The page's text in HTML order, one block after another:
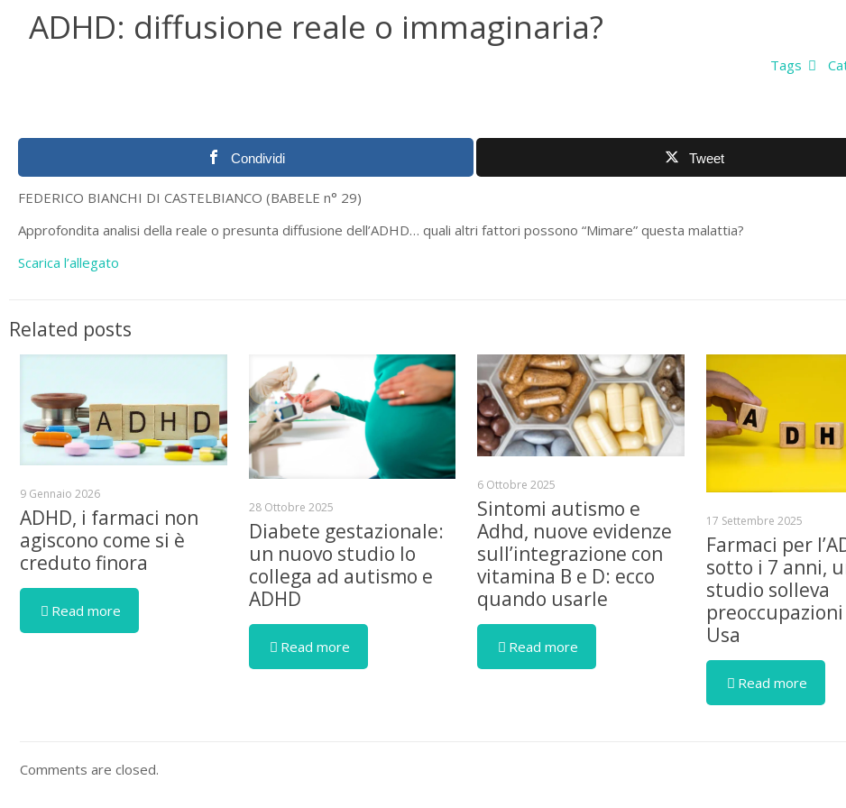
ADHD: diffusione reale o immaginaria?
Tags
Condividi Tweet
FEDERICO BIANCHI DI CASTELBIANCO (BABELE n° 29)
Approfondita analisi della reale o presunta diffusione dell’ADHD… quali altri fattori possono “Mimare” questa malattia?
Scarica l’allegato
Related posts
9 Gennaio 2026
ADHD, i farmaci non
agiscono come si è
creduto finora
Read more
28 Ottobre 2025
Diabete gestazionale:
un nuovo studio lo
collega ad autismo e
ADHD
Read more
6 Ottobre 2025
Sintomi autismo e
Adhd, nuove evidenze
sull’integrazione con
vitamina B e D: ecco
quando usarle
Read more
17 Settembre 2025
Farmaci per
sotto i 7 anni,
studio solleva
Usa
Read more
Comments are closed.